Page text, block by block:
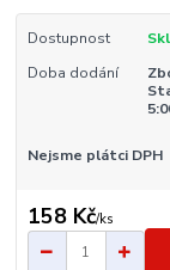
Dostupnost
Doba dodání
Nejsme plátci DPH
158 Kč/ks